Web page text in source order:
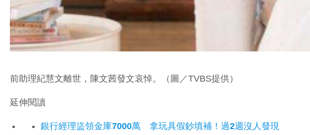
前助理紀慧文離世，陳文茜發文哀悼。（圖／TVBS提供）
延伸閱讀
銀行經理盜領金庫7000萬 拿玩具假鈔填補！過2週沒人發現